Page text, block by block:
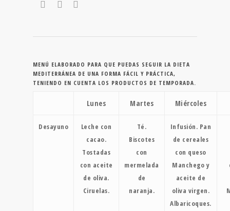
MENÚ ELABORADO PARA QUE PUEDAS SEGUIR LA DIETA
MEDITERRÁNEA DE UNA FORMA FÁCIL Y PRÁCTICA,
TENIENDO EN CUENTA LOS PRODUCTOS DE TEMPORADA.
Lunes Martes Miércoles
Desayuno
Leche con
cacao.
Tostadas
con aceite
de oliva.
Ciruelas.
Té.
Biscotes
con
mermelada
de
naranja.
Infusión. Pan
de cereales
con queso
Manchego y
aceite de
oliva virgen.
Albaricoques.